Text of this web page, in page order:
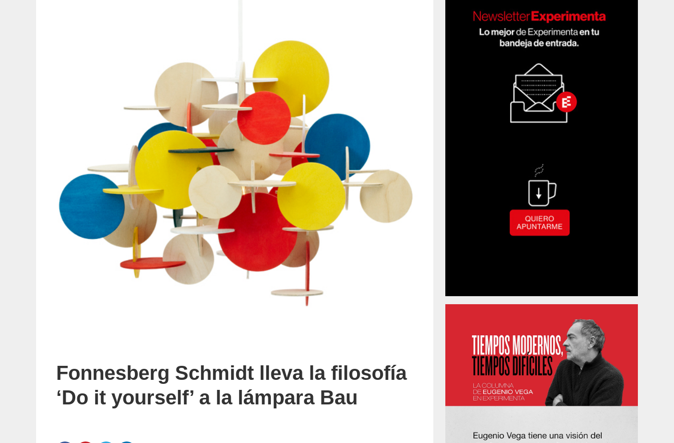
Fonnesberg Schmidt lleva la filosofía
‘Do it yourself’ a la lámpara Bau